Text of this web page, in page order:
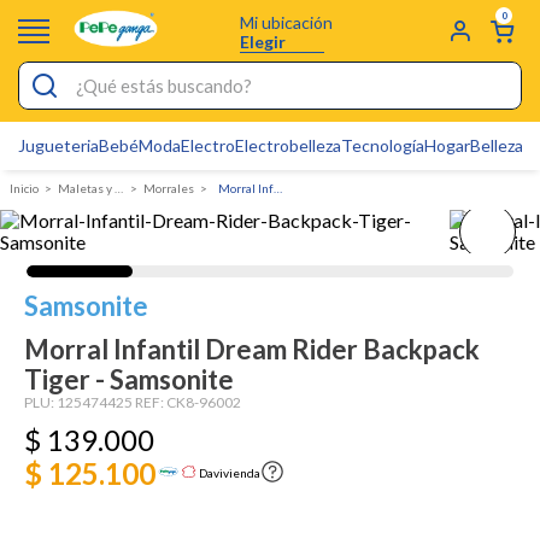
Mi ubicación
Elegir
0
¿Qué estás buscando?
JugueteriaBebéModaElectroElectrobellezaTecnologíaHogarBelleza
Maletas y Morrales Morrales
Samsonite
Morral Infantil Dream Rider Backpack
Tiger - Samsonite
PLU: 125474425 REF: CK8-96002
$ 139.000
$ 125.100
Davivienda
Pijamas
Electro
Figuras Toy Story
Carters
Cartas Pokemon
Cuna Colecho